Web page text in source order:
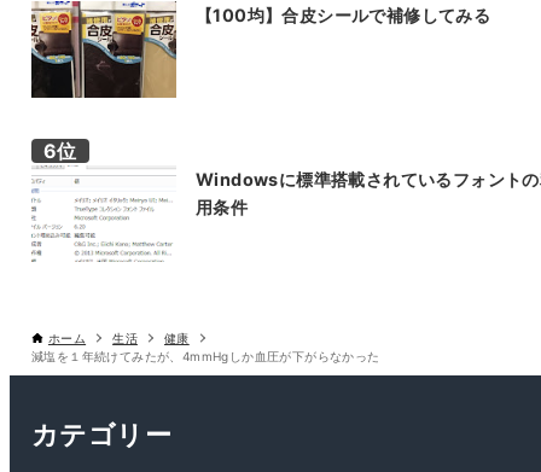
【100均】合皮シールで補修してみる
Windowsに標準搭載されているフォント
用条件
ホーム 生活
健康
減塩を１年続けてみたが、4mmHgしか血圧が下がらなかった
カテゴリー